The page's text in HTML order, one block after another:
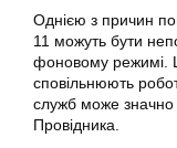
Однією з причин
11 можуть бути
фоновому режимі.
сповільнюють
служб може значно
Провідника.